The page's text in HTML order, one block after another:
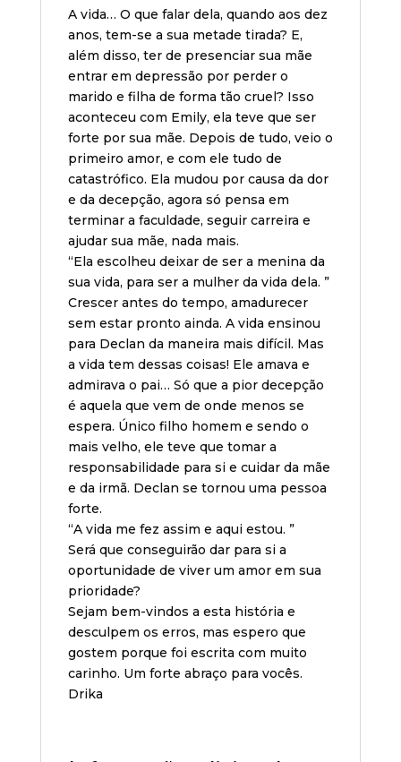
A vida… O que falar dela, quando aos dez
anos, tem-se a sua metade tirada? E,
além disso, ter de presenciar sua mãe
entrar em depressão por perder o
marido e filha de forma tão cruel? Isso
aconteceu com Emily, ela teve que ser
forte por sua mãe. Depois de tudo, veio o
primeiro amor, e com ele tudo de
catastrófico. Ela mudou por causa da dor
e da decepção, agora só pensa em
terminar a faculdade, seguir carreira e
ajudar sua mãe, nada mais.
“Ela escolheu deixar de ser a menina da
sua vida, para ser a mulher da vida dela. ”
Crescer antes do tempo, amadurecer
sem estar pronto ainda. A vida ensinou
para Declan da maneira mais difícil. Mas
a vida tem dessas coisas! Ele amava e
admirava o pai… Só que a pior decepção
é aquela que vem de onde menos se
espera. Único filho homem e sendo o
mais velho, ele teve que tomar a
responsabilidade para si e cuidar da mãe
e da irmã. Declan se tornou uma pessoa
forte.
“A vida me fez assim e aqui estou. ”
Será que conseguirão dar para si a
oportunidade de viver um amor em sua
prioridade?
Sejam bem-vindos a esta história e
desculpem os erros, mas espero que
gostem porque foi escrita com muito
carinho. Um forte abraço para vocês.
Drika